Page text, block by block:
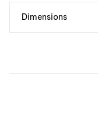
Dimensions